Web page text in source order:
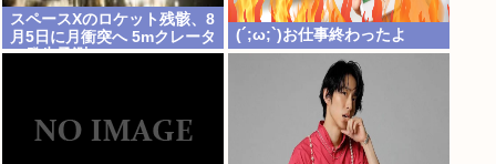
スペースXのロケット残骸、8
月5日に月衝突へ 5mクレータ
ー発生予測
(´;ω;`)お仕事終わったよ